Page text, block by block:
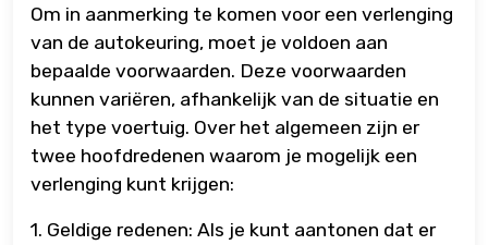
Om in aanmerking te komen voor een verlenging
van de autokeuring, moet je voldoen aan
bepaalde voorwaarden. Deze voorwaarden
kunnen variëren, afhankelijk van de situatie en
het type voertuig. Over het algemeen zijn er
twee hoofdredenen waarom je mogelijk een
verlenging kunt krijgen:
1. Geldige redenen: Als je kunt aantonen dat er